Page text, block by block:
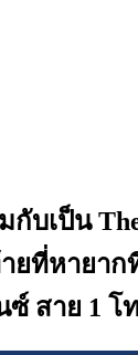
กับเป็น
ยที่หายา
ซ์ สาย 1 โ